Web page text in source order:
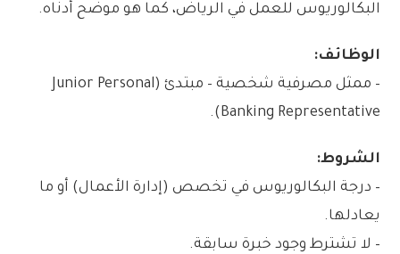
البكالوريوس للعمل في الرياض، كما هو موضح أدناه.
الوظائف:
– ممثل مصرفية شخصية – مبتدئ (Junior Personal
Banking Representative).
الشروط:
– درجة البكالوريوس في تخصص (إدارة الأعمال) أو ما
يعادلها.
– لا تشترط وجود خبرة سابقة.